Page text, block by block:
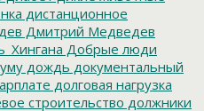
дистанционное
Дмитрий Медведев
Добрые люди
дождь документальный
долговая нагрузка
строительство должники